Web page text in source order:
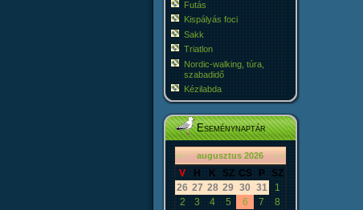
Futás
Kispályás foci
Sakk
Triatlon
Nordic-walking, túra,
szabadidő
Kézilabda
Eseménynaptár
«< augusztus 2026 >»
V H K SZ CS P
SZ
26 27 28 29 30 31
1
2
3 4 5 6 7
8